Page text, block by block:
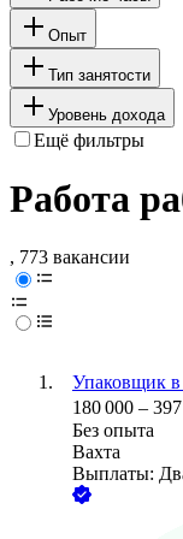
Опыт
Тип занятости
Уровень дохода
Ещё фильтры
Работа
, 773 вакансии
Упаковщик
180 000 –
Без опыта
Вахта
Выплаты: